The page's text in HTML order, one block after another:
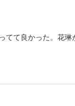
て良かった。花